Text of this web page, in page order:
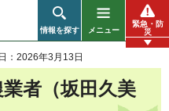
情報を探す メニュー
緊急・防
災
：2026年3月13日
者（坂田久美